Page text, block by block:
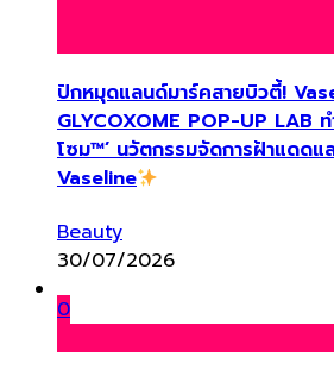
ปักหมุดแลนด์มาร์คสายบิวตี้!
GLYCOXOME POP-UP LAB ท
โซม™’ นวัตกรรมจัดการฝ้าแดดแ
Vaseline
Beauty
30/07/2026
0